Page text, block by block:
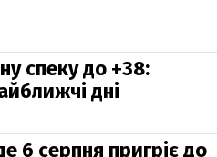
спеку до +38:
дні
6 серпня пригріє до